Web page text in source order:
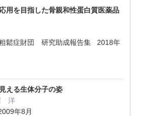
用を目指した骨親和性蛋白質医薬品
鬆症財団 研究助成報告集 2018年
える生体分子の姿
洋
年8月